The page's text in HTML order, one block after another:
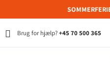
SOMMERFERIE
Brug for hjælp?+45 70 500 365